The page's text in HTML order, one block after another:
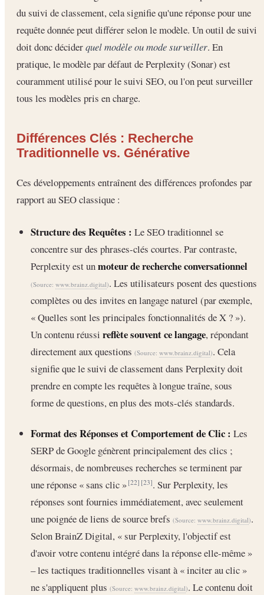
du suivi de classement, cela signifie qu'une réponse pour une
requête donnée peut différer selon le modèle. Un outil de suivi
doit donc déciderquel modèle ou mode surveiller. En
pratique, le modèle par défaut de Perplexity (Sonar) est
couramment utilisé pour le suivi SEO, ou l'on peut surveiller
tous les modèles pris en charge.
Différences Clés : Recherche
Traditionnelle vs. Générative
Ces développements entraînent des différences profondes par
rapport au SEO classique :
Structure des Requêtes : Le SEO traditionnel se
concentre sur des phrases-clés courtes. Par contraste,
Perplexity est unmoteur de recherche conversationnel
(Source: www.brainz.digital). Les utilisateurs posent des questions
complètes ou des invites en langage naturel (par exemple,
« Quelles sont les principales fonctionnalités de X ? »).
Un contenu réussi reflète souvent ce langage, répondant
directement aux questions (Source: www.brainz.digital). Cela
signifie que le suivi de classement dans Perplexity doit
prendre en compte les requêtes à longue traîne, sous
forme de questions, en plus des mots-clés standards.
Format des Réponses et Comportement de Clic : Les
SERP de Google génèrent principalement des clics ;
désormais, de nombreuses recherches se terminent par
une réponse « sans clic »[22] [23]. Sur Perplexity, les
réponses sont fournies immédiatement, avec seulement
une poignée de liens de source brefs (Source: www.brainz.digital).
Selon BrainZ Digital, « sur Perplexity, l'objectif est
d'avoir votre contenu intégré dans la réponse elle-même »
– les tactiques traditionnelles visant à « inciter au clic »
ne s'appliquent plus (Source: www.brainz.digital). Le contenu doit